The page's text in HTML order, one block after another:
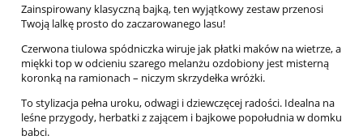
Zainspirowany klasyczną bajką, ten wyjątkowy zestaw przenosi
Twoją lalkę prosto do zaczarowanego lasu!
Czerwona tiulowa spódniczka wiruje jak płatki maków na wietrze, a
miękki top w odcieniu szarego melanżu ozdobiony jest misterną
koronką na ramionach – niczym skrzydełka wróżki.
To stylizacja pełna uroku, odwagi i dziewczęcej radości. Idealna na
leśne przygody, herbatki z zającem i bajkowe popołudnia w domku
babci.